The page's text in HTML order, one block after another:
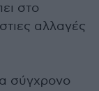
στο
αλλαγές
σύγχρονο